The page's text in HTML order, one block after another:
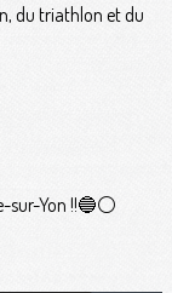
du triathlon et du
sur-Yon !!🔵⚪️